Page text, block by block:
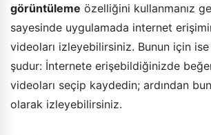
görüntüleme özelliğini kullanmanız
sayesinde uygulamada internet
videoları izleyebilirsiniz. Bunun için
şudur: İnternete erişebildiğinizde
videoları seçip kaydedin; ardından
olarak izleyebilirsiniz.